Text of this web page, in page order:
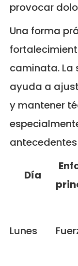
provocar
Una forma
caminata. La
ayuda a
y mantener
Día
Lunes